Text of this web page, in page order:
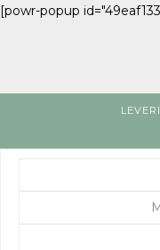
[powr-popup